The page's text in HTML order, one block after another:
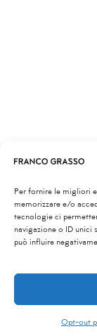
Per fornire le migliori
memorizzare e/o
tecnologie ci
navigazione o ID unici
può influire
Opt-out